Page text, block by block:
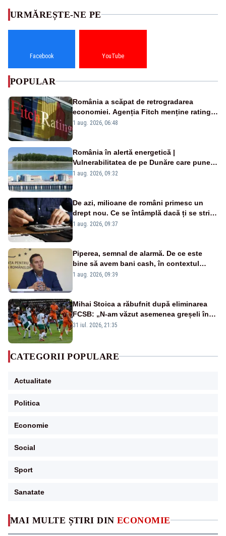
MAI MULTE ȘTIRI DIN ECONOMIE
URMĂREȘTE-NE PE
Facebook YouTube
POPULAR
România a scăpat de retrogradarea
economiei. Agenția Fitch menține ratingul
„BBB-” cu perspectivă negativă
1 aug. 2026, 06:48
România în alertă energetică |
Vulnerabilitatea de pe Dunăre care pune
în pericol Centrala Cernavodă era
1 aug. 2026, 09:32
De azi, milioane de români primesc un
drept nou. Ce se întâmplă dacă ți se strică
un produs
1 aug. 2026, 09:37
Piperea, semnal de alarmă. De ce este
bine să avem bani cash, în contextul
alertei energetice?
1 aug. 2026, 09:39
Mihai Stoica a răbufnit după eliminarea
FCSB: „N-am văzut asemenea greșeli în
190 de meciuri europene”
31 iul. 2026, 21:35
CATEGORII POPULARE
Actualitate
Politica
Economie
Social
Sport
Sanatate